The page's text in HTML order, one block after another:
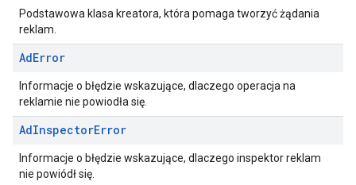
Podstawowa klasa kreatora, która pomaga tworzyć żądania
reklam.
AdError
Informacje o błędzie wskazujące, dlaczego operacja na
reklamie nie powiodła się.
AdInspectorError
Informacje o błędzie wskazujące, dlaczego inspektor reklam
nie powiódł się.